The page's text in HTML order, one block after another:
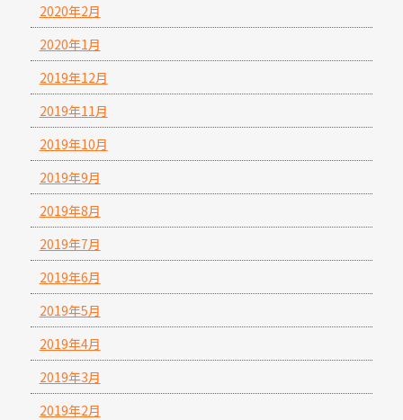
2020年2月
2020年1月
2019年12月
2019年11月
2019年10月
2019年9月
2019年8月
2019年7月
2019年6月
2019年5月
2019年4月
2019年3月
2019年2月